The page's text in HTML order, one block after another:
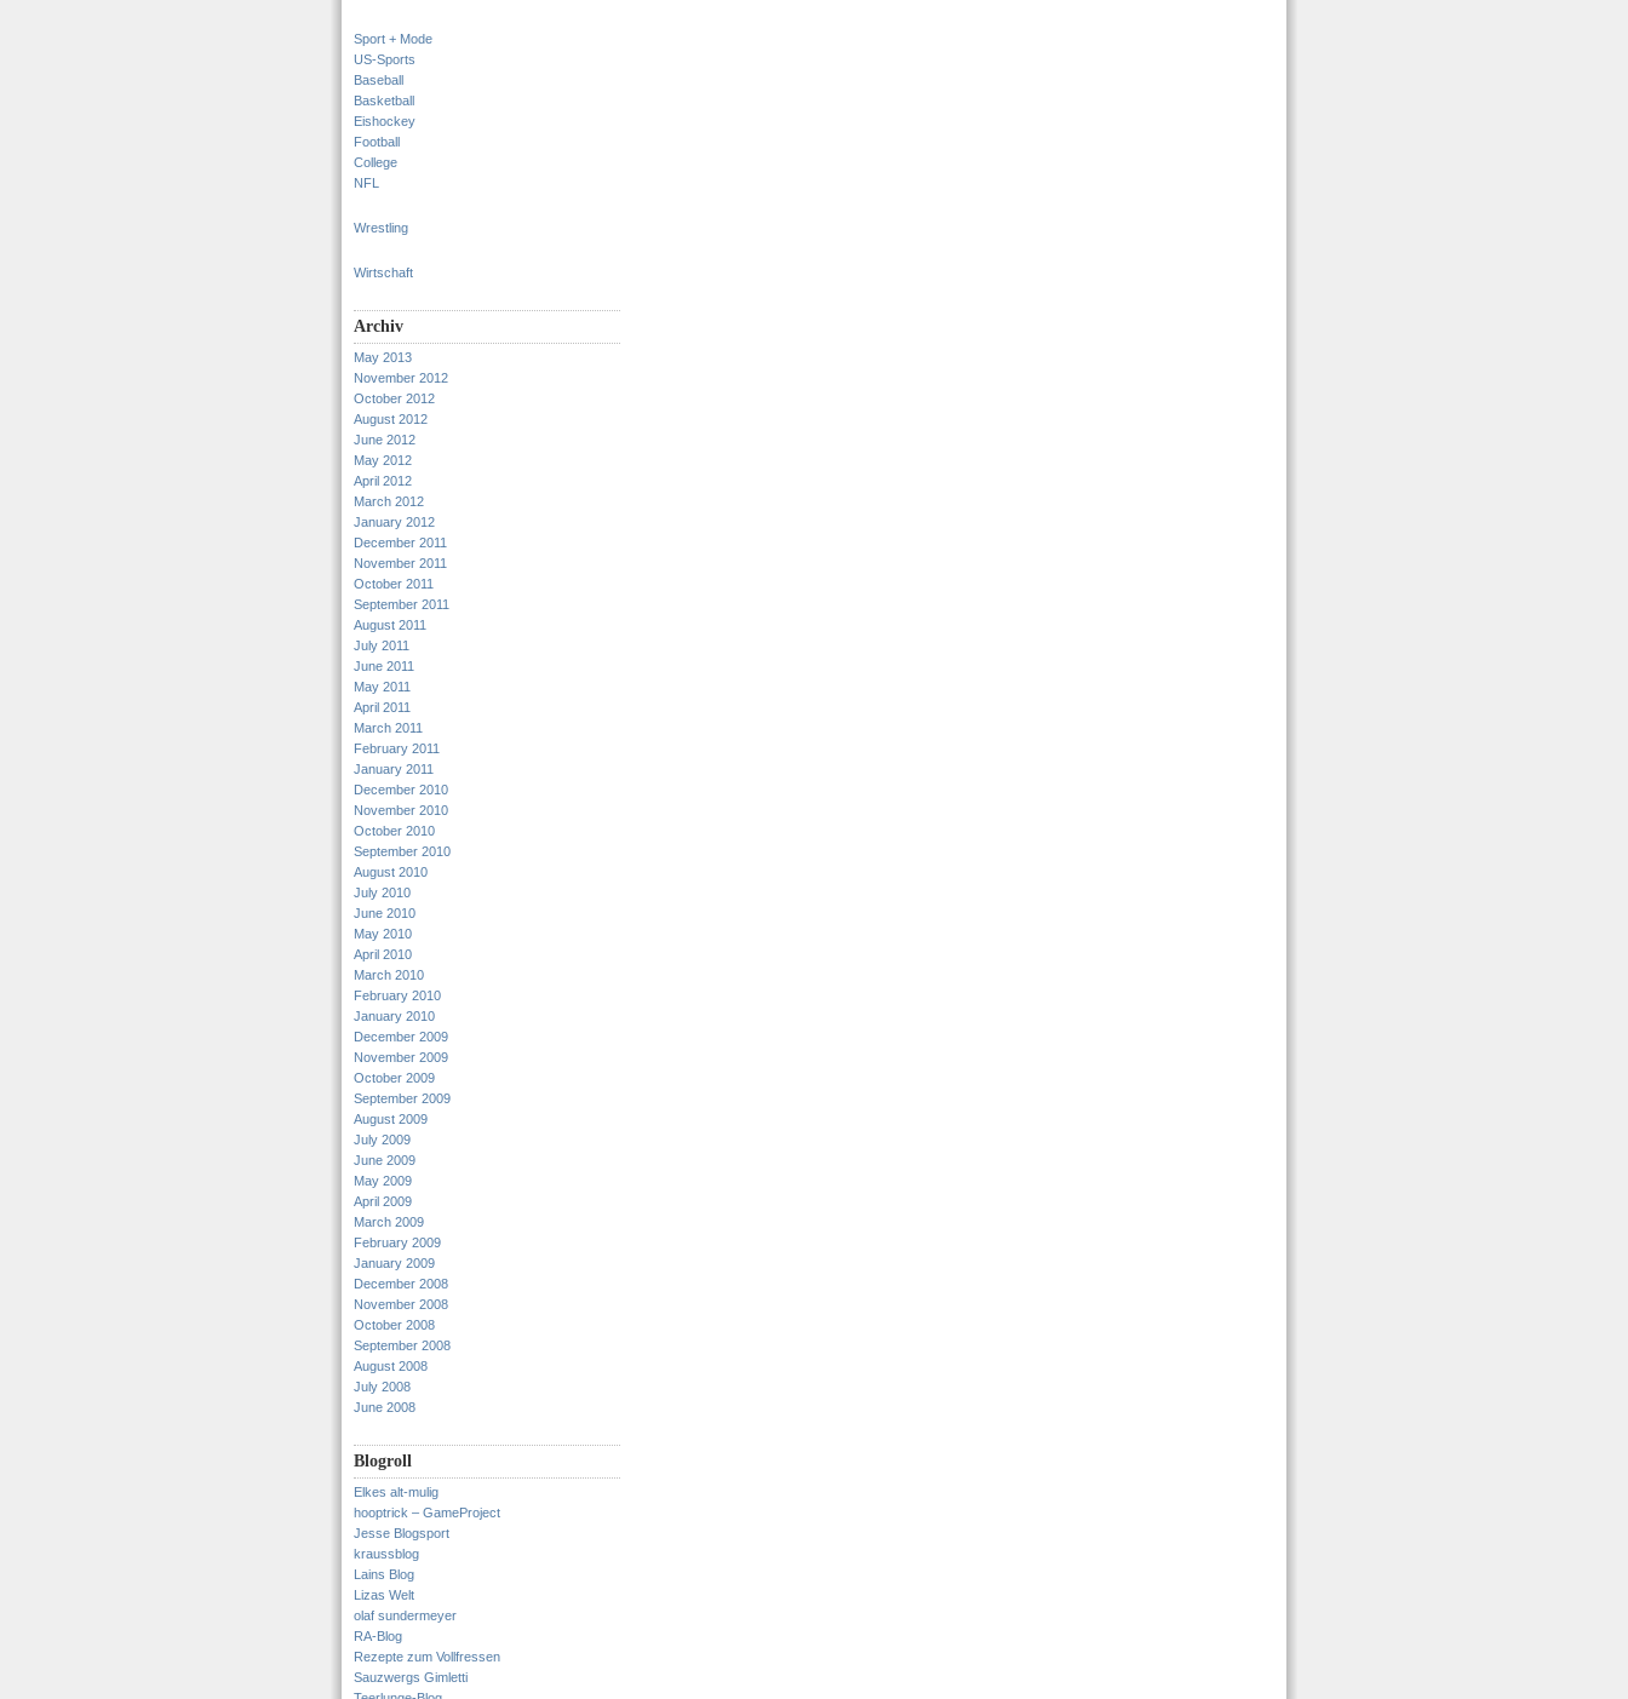
Sport + Mode
US-Sports
Baseball
Basketball
Eishockey
Football
College
NFL
Wrestling
Wirtschaft
Archiv
May 2013
November 2012
October 2012
August 2012
June 2012
May 2012
April 2012
March 2012
January 2012
December 2011
November 2011
October 2011
September 2011
August 2011
July 2011
June 2011
May 2011
April 2011
March 2011
February 2011
January 2011
December 2010
November 2010
October 2010
September 2010
August 2010
July 2010
June 2010
May 2010
April 2010
March 2010
February 2010
January 2010
December 2009
November 2009
October 2009
September 2009
August 2009
July 2009
June 2009
May 2009
April 2009
March 2009
February 2009
January 2009
December 2008
November 2008
October 2008
September 2008
August 2008
July 2008
June 2008
Blogroll
Elkes alt-mulig
hooptrick – GameProject
Jesse Blogsport
kraussblog
Lains Blog
Lizas Welt
olaf sundermeyer
RA-Blog
Rezepte zum Vollfressen
Sauzwergs Gimletti